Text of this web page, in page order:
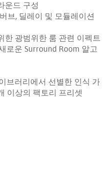
운드 구성
브, 딜레이 및 모듈레이션
한 광범위한 룸 관련 이펙트
로운 Surround Room 알고
브러리에서 선별한 인식 가
이상의 팩토리 프리셋